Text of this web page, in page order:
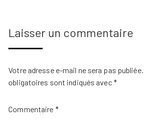
Laisser un commentaire
Votre adresse e-mail ne sera pas publiée.
obligatoires sont indiqués avec*
Commentaire *